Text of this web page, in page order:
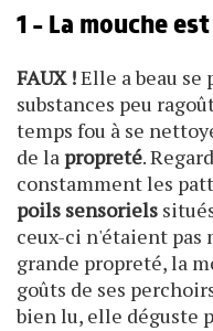
1 - La mouche
FAUX !Elle a beau se
substances peu
temps fou à se
de lapropreté.
constamment les
poils sensoriels
ceux-ci n'étaient pas
grande propreté, la
goûts de ses
bien lu, elle déguste